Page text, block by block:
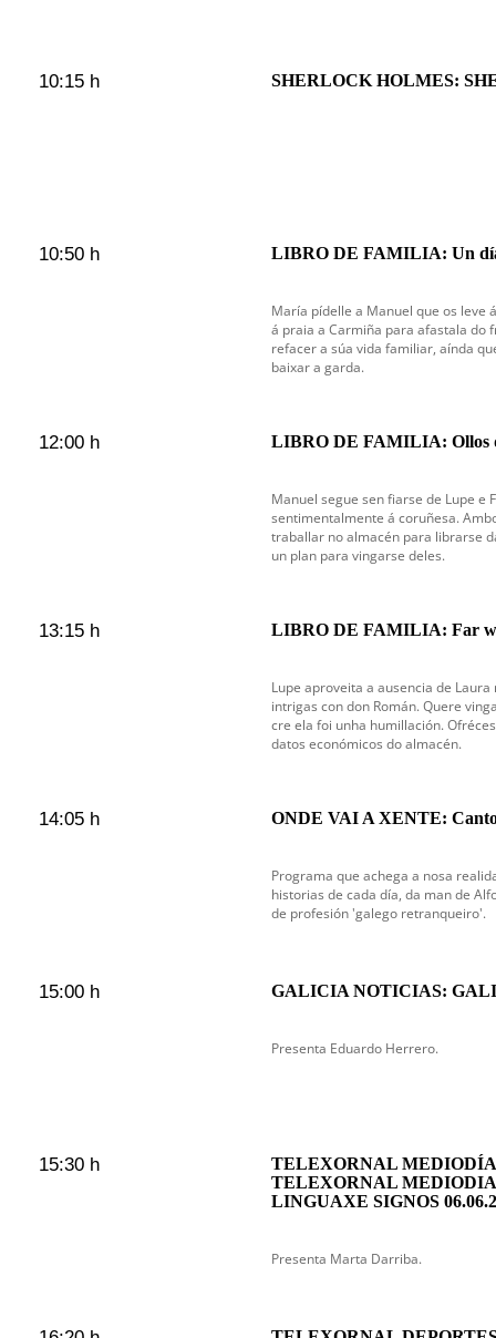
10:15 h SHERLOCK HOLMES:
10:50 h LIBRO DE FAMILIA: Un
María pídelle a Manuel que os leve
á praia a Carmiña para afastala do
refacer a súa vida familiar, aínda
baixar a garda.
12:00 h LIBRO DE FAMILIA: Ollos
Manuel segue sen fiarse de Lupe e
sentimentalmente á coruñesa.
traballar no almacén para librarse
un plan para vingarse deles.
13:15 h LIBRO DE FAMILIA: Far
Lupe aproveita a ausencia de
intrigas con don Román. Quere
cre ela foi unha humillación.
datos económicos do almacén.
14:05 h ONDE VAI A XENTE:
Programa que achega a nosa
historias de cada día, da man de
de profesión 'galego retranqueiro'.
15:00 h GALICIA NOTICIAS:
Presenta Eduardo Herrero.
15:30 h
TELEXORNAL
TELEXORNAL
LINGUAXE SIGNOS
Presenta Marta Darriba.